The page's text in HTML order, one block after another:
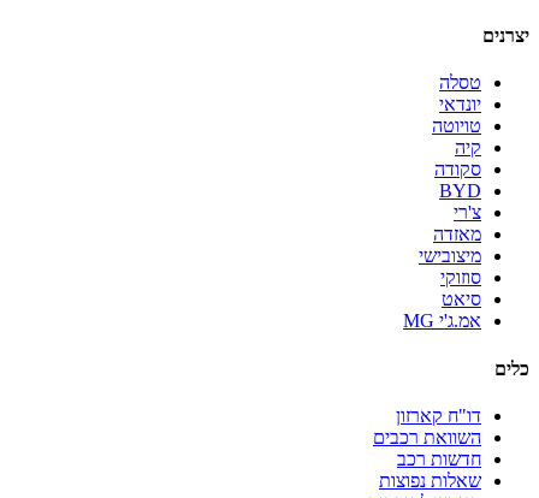
יצרנים
טסלה
יונדאי
טויוטה
קיה
סקודה
BYD
צ'רי
מאזדה
מיצובישי
סוזוקי
סיאט
אמ.ג'י MG
כלים
דו"ח קארזון
השוואת רכבים
חדשות רכב
שאלות נפוצות